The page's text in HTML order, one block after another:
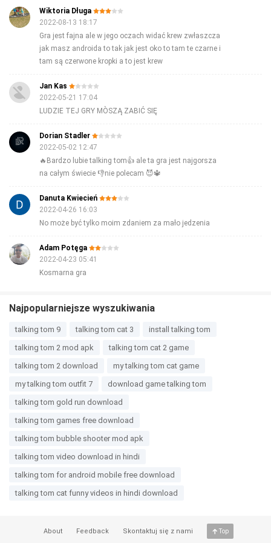
Wiktoria Długa
2022-08-13 18:17
Gra jest fajna ale w jego oczach widać krew zwłaszcza
jak masz androida to tak jak jest oko to tam te czarne i
tam są czerwone kropki a to jest krew
Jan Kas
2022-05-21 17:04
LUDZIE TEJ GRY MÒSZĄ ZABIĆ SIĘ
Dorian Stadler
2022-05-02 12:47
🔥Bardzo lubie talking tom👍 ale ta gra jest najgorsza
na całym świecie 👎nie polecam 😈🔱
Danuta Kwiecień
2022-04-26 16:03
No może być tylko moim zdaniem za mało jedzenia
Adam Potęga
2022-04-23 05:41
Kosmarna gra
Najpopularniejsze wyszukiwania
talking tom 9 talking tom cat 3
install talking tom
talking tom 2 mod apk
talking tom cat 2 game
talking tom 2 download
my talking tom cat game
my talking tom outfit 7
download game talking tom
talking tom gold run download
talking tom games free download
talking tom bubble shooter mod apk
talking tom video download in hindi
talking tom for android mobile free download
talking tom cat funny videos in hindi download
About Feedback Skontaktuj się z nami Top